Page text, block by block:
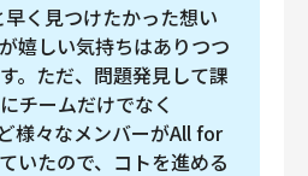
早く見つけたかった想い
嬉しい気持ちはありつつ
。ただ、問題発見して課
チームだけでなく
様々なメンバーがAll for
いたので、コトを進める